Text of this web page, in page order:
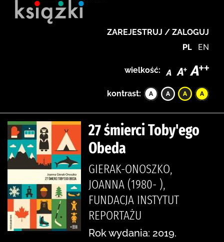
ZAREJESTRUJ / ZALOGUJ
PL EN
wielkość:
kontrast:
27 śmierci Toby'ego
Obeda
GIERAK-ONOSZKO,
JOANNA (1980- ),
FUNDACJA INSTYTUT
REPORTAŻU
Rok wydania: 2019.